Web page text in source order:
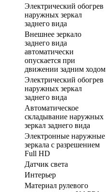
Электрический обогрев
наружных зеркал
заднего вида
Внешнее зеркало
заднего вида
автоматически
опускается при
движении задним ходом
Электрический обогрев
наружных зеркал
заднего вида
Автоматическое
складывание наружных
зеркал заднего вида
Электронные наружные
зеркала с разрешением
Full HD
Датчик света
Интерьер
Материал рулевого